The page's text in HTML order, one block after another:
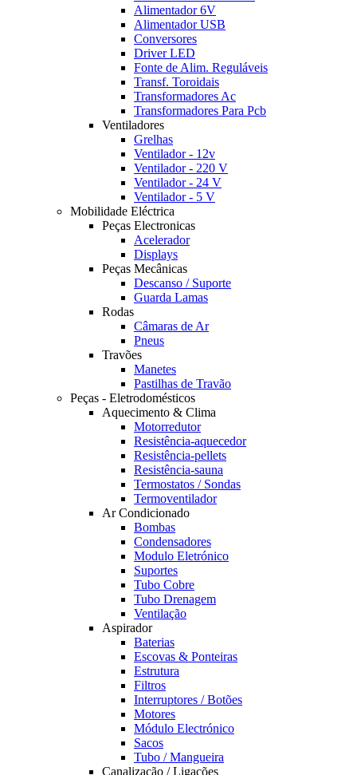
Alimentador 6V
Alimentador USB
Conversores
Driver LED
Fonte de Alim. Reguláveis
Transf. Toroidais
Transformadores Ac
Transformadores Para Pcb
Ventiladores
Grelhas
Ventilador - 12v
Ventilador - 220 V
Ventilador - 24 V
Ventilador - 5 V
Mobilidade Eléctrica
Peças Electronicas
Acelerador
Displays
Peças Mecânicas
Descanso / Suporte
Guarda Lamas
Rodas
Câmaras de Ar
Pneus
Travões
Manetes
Pastilhas de Travão
Peças - Eletrodomésticos
Aquecimento & Clima
Motorredutor
Resistência-aquecedor
Resistência-pellets
Resistência-sauna
Termostatos / Sondas
Termoventilador
Ar Condicionado
Bombas
Condensadores
Modulo Eletrónico
Suportes
Tubo Cobre
Tubo Drenagem
Ventilação
Aspirador
Baterias
Escovas & Ponteiras
Estrutura
Filtros
Interruptores / Botões
Motores
Módulo Electrónico
Sacos
Tubo / Mangueira
Canalização / Ligações